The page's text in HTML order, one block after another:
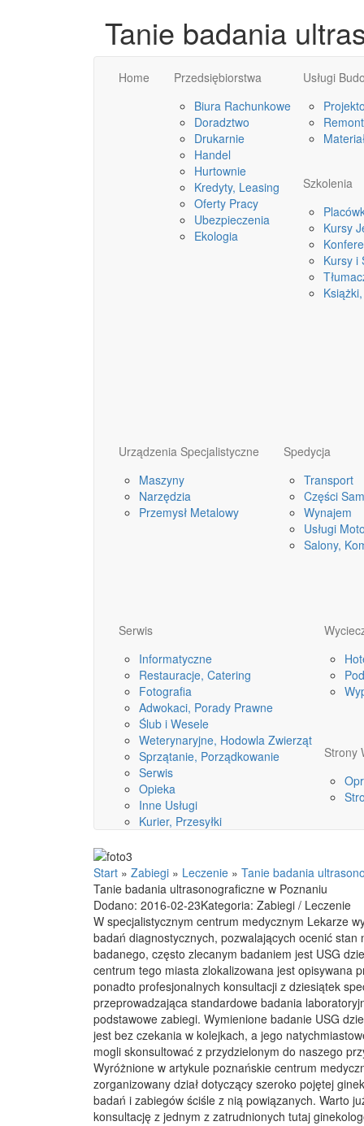
Tanie badania
Home
Przedsiębiorstwa
Biura Rachunkowe
Doradztwo
Drukarnie
Handel
Hurtownie
Kredyty, Leasing
Oferty Pracy
Ubezpieczenia
Ekologia
Usługi
Szkolenia
Kursy
Kursy i
Urządzenia Specjalistyczne
Maszyny
Narzędzia
Przemysł Metalowy
Spedycja
Transport
Części
Wynajem
Usługi
Salony,
Serwis
Informatyczne
Restauracje, Catering
Fotografia
Adwokaci, Porady Prawne
Ślub i Wesele
Weterynaryjne, Hodowla Zwierząt
Sprzątanie, Porządkowanie
Serwis
Opieka
Inne Usługi
Kurier, Przesyłki
Strony
Start » Zabiegi » Leczenie » Tanie badania
Tanie badania ultrasonograficzne w Poznaniu
Dodano: 2016-02-23Kategoria: Zabiegi / Leczenie
W specjalistycznym centrum medycznym Lekarze
badań diagnostycznych, pozwalających ocenić stan
badanego, często zlecanym badaniem jest USG
centrum tego miasta zlokalizowana jest opisywana
ponadto profesjonalnych konsultacji z dziesiątek
przeprowadzająca standardowe badania
podstawowe zabiegi. Wymienione badanie USG
jest bez czekania w kolejkach, a jego
mogli skonsultować z przydzielonym do naszego
Wyróżnione w artykule poznańskie centrum
zorganizowany dział dotyczący szeroko pojętej
badań i zabiegów ściśle z nią powiązanych. Warto
konsultację z jednym z zatrudnionych tutaj